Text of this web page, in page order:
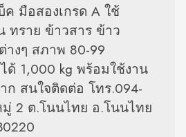
มือสองเกรด A ใช้
ทราย ข้าวสาร ข้าว
างๆ สภาพ 80-99
ด้ 1,000 kg พร้อมใช้งาน
สนใจติดต่อ โทร.094-
มู่ 2 ต.โนนไทย อ.โนนไทย